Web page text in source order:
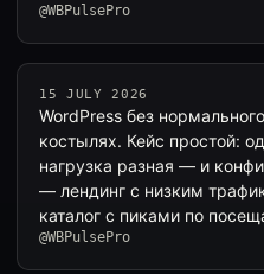
@WBPulsePro
15 JULY 2026
WordPress без
костылях. Кейс простой:
нагрузка разная — и
— лендинг с низким
каталог с пиками по
@WBPulsePro